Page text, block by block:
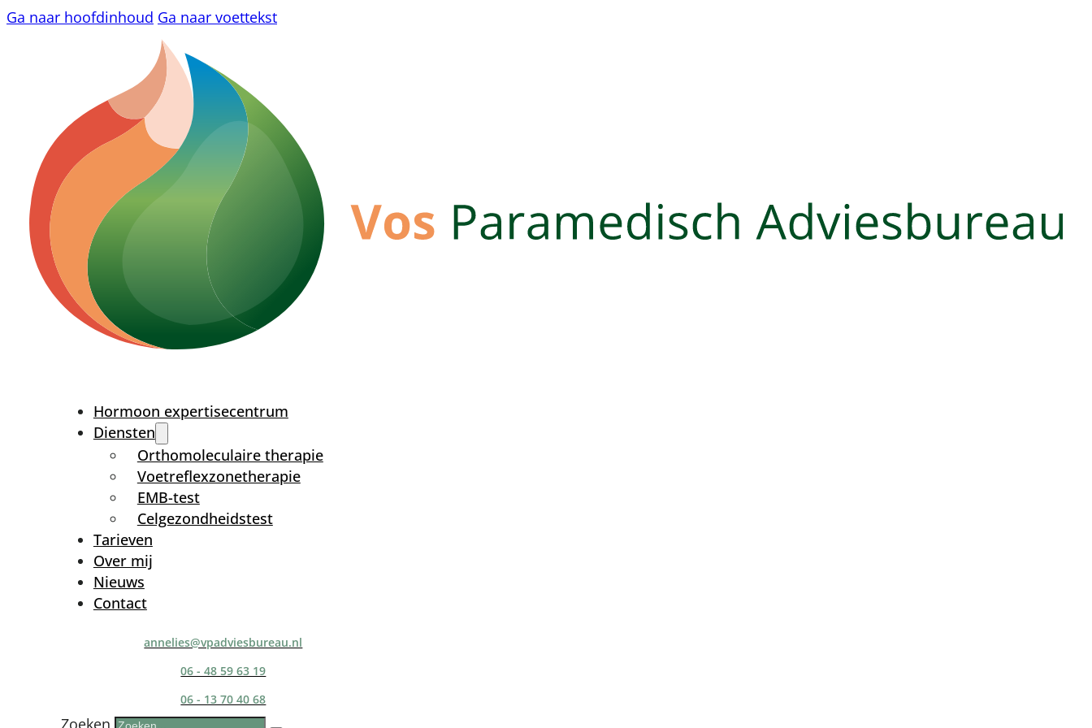
Ga naar hoofdinhoud Ga naar voettekst
Hormoon expertisecentrum
Diensten
Orthomoleculaire therapie
Voetreflexzonetherapie
EMB-test
Celgezondheidstest
Tarieven
Over mij
Nieuws
Contact
annelies@vpadviesbureau.nl
06 - 48 59 63 19
06 - 13 70 40 68
Zoeken